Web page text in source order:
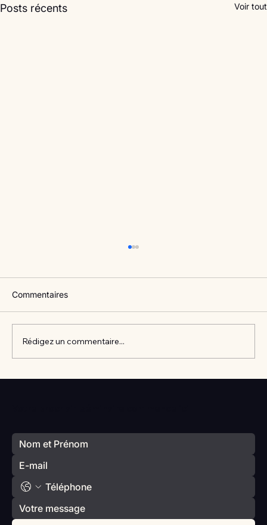
Posts récents Voir tout
Commentaires
Rédigez un commentaire...